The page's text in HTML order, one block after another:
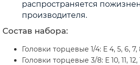
распространяется
производителя.
Состав набора:
Головки торцевые 1/4: Е 4, 5, 6,
Головки торцевые 3/8: Е 10, 11, 12,